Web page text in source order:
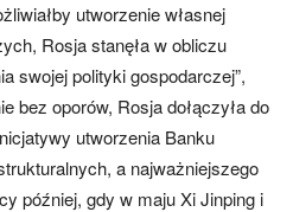
utworzenie własnej
Rosja stanęła w obliczu
swojej polityki gospodarczej”,
bez oporów, Rosja dołączyła do
utworzenia Banku
a najważniejszego
później, gdy w maju Xi Jinping i